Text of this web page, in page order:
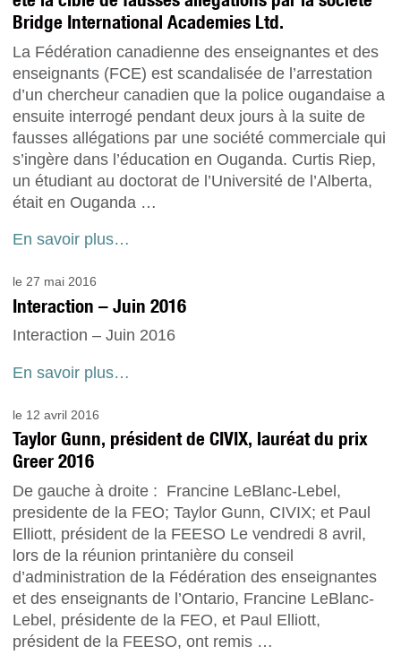
Bridge International Academies Ltd.
La Fédération canadienne des enseignantes et des
enseignants (FCE) est scandalisée de l’arrestation
d’un chercheur canadien que la police ougandaise a
ensuite interrogé pendant deux jours à la suite de
fausses allégations par une société commerciale qui
s’ingère dans l’éducation en Ouganda. Curtis Riep,
un étudiant au doctorat de l’Université de l’Alberta,
était en Ouganda …
En savoir plus…
le 27 mai 2016
Interaction – Juin 2016
Interaction – Juin 2016
En savoir plus…
le 12 avril 2016
Taylor Gunn, président de CIVIX, lauréat du prix
Greer 2016
De gauche à droite : Francine LeBlanc-Lebel,
presidente de la FEO; Taylor Gunn, CIVIX; et Paul
Elliott, président de la FEESO Le vendredi 8 avril,
lors de la réunion printanière du conseil
d’administration de la Fédération des enseignantes
et des enseignants de l’Ontario, Francine LeBlanc-
Lebel, présidente de la FEO, et Paul Elliott,
président de la FEESO, ont remis …